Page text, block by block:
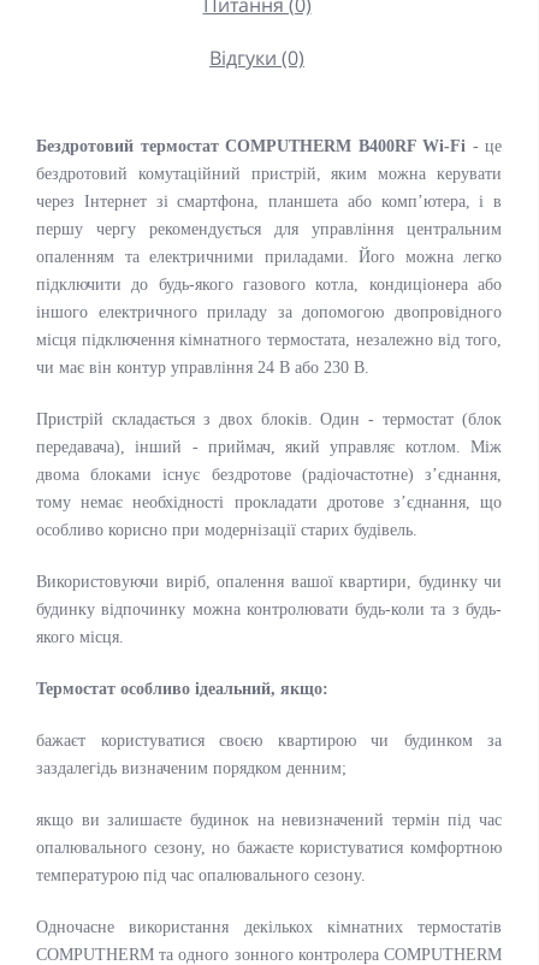
Відгуки (0)
Бездротовий термостат COMPUTHERM B400RF Wi-Fi - це
бездротовий комутаційний пристрій, яким можна керувати
через Інтернет зі смартфона, планшета або комп’ютера, і в
першу чергу рекомендується для управління центральним
опаленням та електричними приладами. Його можна легко
підключити до будь-якого газового котла, кондиціонера або
іншого електричного приладу за допомогою двопровідного
місця підключення кімнатного термостата, незалежно від того,
чи має він контур управління 24 В або 230 В.
Пристрій складається з двох блоків. Один - термостат (блок
передавача), інший - приймач, який управляє котлом. Між
двома блоками існує бездротове (радіочастотне) з’єднання,
тому немає необхідності прокладати дротове з’єднання, що
особливо корисно при модернізації старих будівель.
Використовуючи виріб, опалення вашої квартири, будинку чи
будинку відпочинку можна контролювати будь-коли та з будь-
якого місця.
Термостат особливо ідеальний, якщо:
бажаєт користуватися своєю квартирою чи будинком за
заздалегідь визначеним порядком денним;
якщо ви залишаєте будинок на невизначений термін під час
опалювального сезону, но бажаєте користуватися комфортною
температурою під час опалювального сезону.
Одночасне використання декількох кімнатних термостатів
COMPUTHERM та одного зонного контролера COMPUTHERM